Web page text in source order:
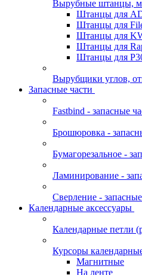
Вырубные штанцы,
Штанцы для
Штанцы для
Штанцы для
Штанцы для
Штанцы для
Вырубщики углов,
Запасные части
Fastbind - запасные
Брошюровка -
Бумагорезальное -
Ламинирование -
Сверление -
Календарные аксессуары
Календарные петли
Курсоры
Магнитные
На ленте